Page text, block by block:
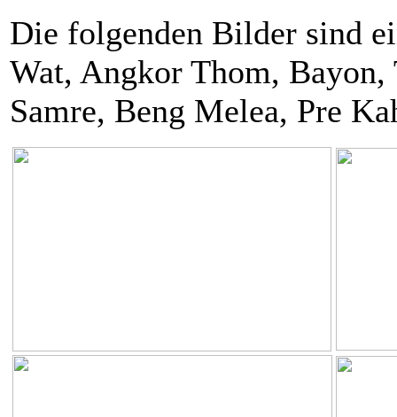
Die folgenden Bilder sind
Wat, Angkor Thom, Bayon,
Samre, Beng Melea, Pre